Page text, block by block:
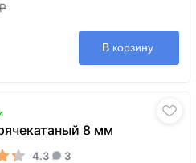
В корзину
8 мм
4.3 3